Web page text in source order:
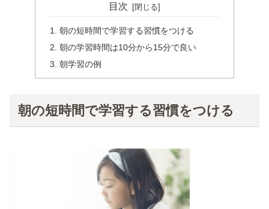
目次
朝の短時間で学習する習慣をつける
朝の学習時間は10分から15分で良い
朝学習の例
朝の短時間で学習する習慣をつける